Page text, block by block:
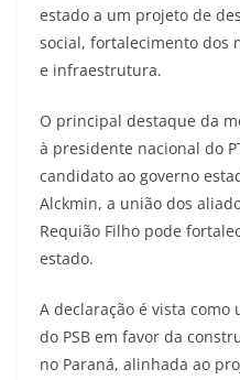
estado a um projeto de
social, fortalecimento dos
e infraestrutura.
O principal destaque da
à presidente nacional do
candidato ao governo
Alckmin, a união dos
Requião Filho pode
estado.
A declaração é vista
do PSB em favor da
no Paraná, alinhada ao